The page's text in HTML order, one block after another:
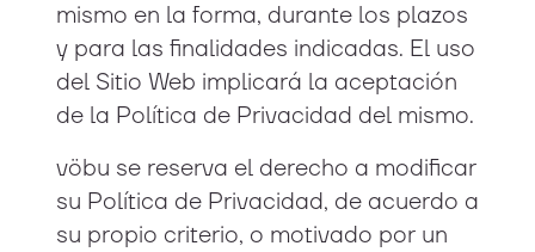
mismo en la forma, durante los plazos
y para las finalidades indicadas. El uso
del Sitio Web implicará la aceptación
de la Política de Privacidad del mismo.
vöbu se reserva el derecho a modificar
su Política de Privacidad, de acuerdo a
su propio criterio, o motivado por un